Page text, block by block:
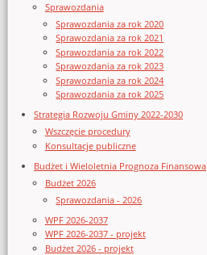
Sprawozdania
Sprawozdania za rok 2020
Sprawozdania za rok 2021
Sprawozdania za rok 2022
Sprawozdania za rok 2023
Sprawozdania za rok 2024
Sprawozdania za rok 2025
Strategia Rozwoju Gminy 2022-2030
Wszczęcie procedury
Konsultacje publiczne
Budżet i Wieloletnia Prognoza Finansowa
Budżet 2026
Sprawozdania - 2026
WPF 2026-2037
WPF 2026-2037 - projekt
Budżet 2026 - projekt